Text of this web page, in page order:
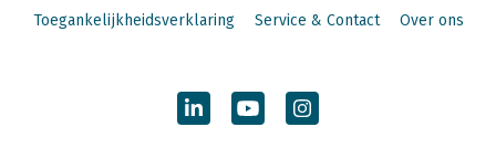
Toegankelijkheidsverklaring
Service & Contact Over ons